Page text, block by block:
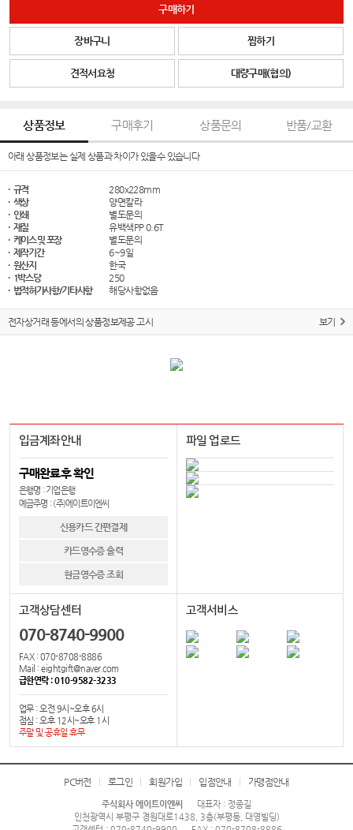
구매하기
장바구니 찜하기
견적서요청 대량구매(협의)
상품정보 구매후기 상품문의 반품/교환
아래 상품정보는 실제 상품과 차이가 있을수 있습니다
· 규격
280x228mm
· 색상
양면칼라
· 인쇄
별도문의
· 재질
유백색PP 0.6T
· 케이스 및 포장
별도문의
· 제작기간
6~9일
· 원산지
한국
· 1박스당
250
· 법적허가사항/기타사항
해당사항없음
전자상거래 등에서의 상품정보제공 고시 보기
입금계좌안내
구매완료후 확인
은행명 : 기업은행
예금주명 : (주)에이트이엔씨
신용카드 간편결제
카드영수증 출력
현금영수증 조회
파일 업로드
고객상담센터
070-8740-9900
FAX : 070-8708-8886
Mail : eightgift@naver.com
급한연락 : 010-9582-3233
업무 : 오전 9시~오후 6시
점심 : 오후 12시~오후 1시
주말 및 공휴일 휴무
고객서비스
PC버전 로그인 회원가입 입점안내 가맹점안내
주식회사 에이트이엔씨
대표자 : 정종길
인천광역시 부평구 경원대로1438, 3층(부평동, 대영빌딩)